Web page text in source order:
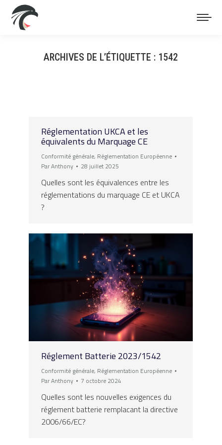
ARCHIVES DE L’ÉTIQUETTE : 1542
Réglementation UKCA et les
équivalents du Marquage CE
Conformité générale, Réglementation Européenne
ParAnthony 28 juillet 2025
Quelles sont les équivalences entre les
réglementations du marquage CE et UKCA
?
Réglement Batterie 2023/1542
Conformité générale, Réglementation Européenne
ParAnthony 7 octobre 2024
Quelles sont les nouvelles exigences du
réglement batterie remplacant la directive
2006/66/EC?